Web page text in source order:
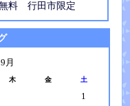
料 行田市限定
9月
木 金 土
1